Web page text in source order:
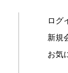
ログ
新規
お気